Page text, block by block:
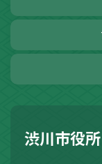
渋川市役所